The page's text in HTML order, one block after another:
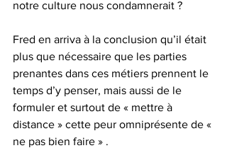
notre culture nous condamnerait ?
Fred en arriva à la conclusion qu’il était
plus que nécessaire que les parties
prenantes dans ces métiers prennent le
temps d’y penser, mais aussi de le
formuler et surtout de « mettre à
distance » cette peur omniprésente de «
ne pas bien faire » .